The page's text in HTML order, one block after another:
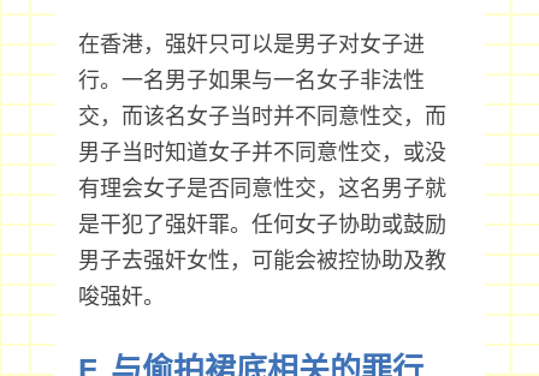
在香港，强奸只可以是男子对女子进
行。一名男子如果与一名女子非法性
交，而该名女子当时并不同意性交，而
男子当时知道女子并不同意性交，或没
有理会女子是否同意性交，这名男子就
是干犯了强奸罪。任何女子协助或鼓励
男子去强奸女性，可能会被控协助及教
唆强奸。